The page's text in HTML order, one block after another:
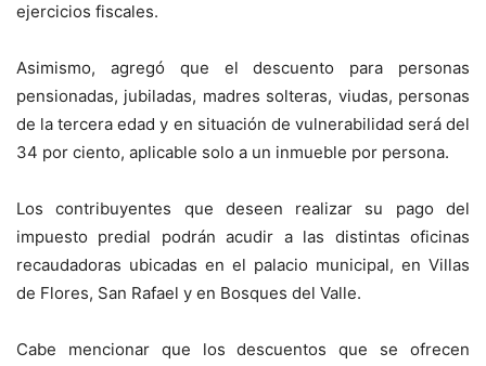
ejercicios fiscales.
Asimismo, agregó que el descuento para personas
pensionadas, jubiladas, madres solteras, viudas, personas
de la tercera edad y en situación de vulnerabilidad será del
34 por ciento, aplicable solo a un inmueble por persona.
Los contribuyentes que deseen realizar su pago del
impuesto predial podrán acudir a las distintas oficinas
recaudadoras ubicadas en el palacio municipal, en Villas
de Flores, San Rafael y en Bosques del Valle.
Cabe mencionar que los descuentos que se ofrecen